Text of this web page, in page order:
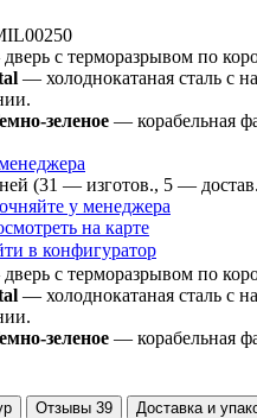
с терморазрывом по
— холоднокатаная сталь с
зеленое — корабельная
(31 — изготов., 5 —
у менеджера
на карте
в конфигуратор
с терморазрывом по
— холоднокатаная сталь с
зеленое — корабельная
Отзывы 39 Доставка и